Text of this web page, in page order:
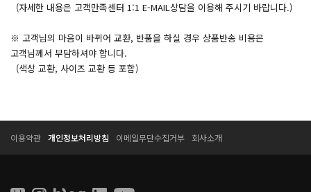
(자세한 내용은 고객만족센터 1:1 E-MAIL상담을 이용해 주시기 바랍니다.)
※ 고객님의 마음이 바뀌어 교환, 반품을 하실 경우 상품반송 비용은
고객님께서 부담하셔야 합니다.
(색상 교환, 사이즈 교환 등 포함)
이용약관 개인정보처리방침 이메일무단수집거부 회사소개